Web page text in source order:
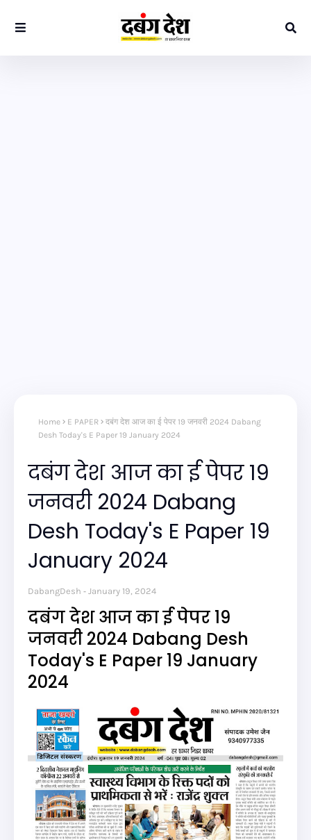
Home E PAPER
दबंग देश आज का ई पेपर 19 जनवरी 2024 Dabang
Desh Today's E Paper 19 January 2024
दबंग देश आज का ई पेपर 19
जनवरी 2024 Dabang
Desh Today's E Paper 19
January 2024
DabangDesh January 19, 2024
दबंग देश आज का ई पेपर 19
जनवरी 2024 Dabang Desh
Today's E Paper 19 January
2024